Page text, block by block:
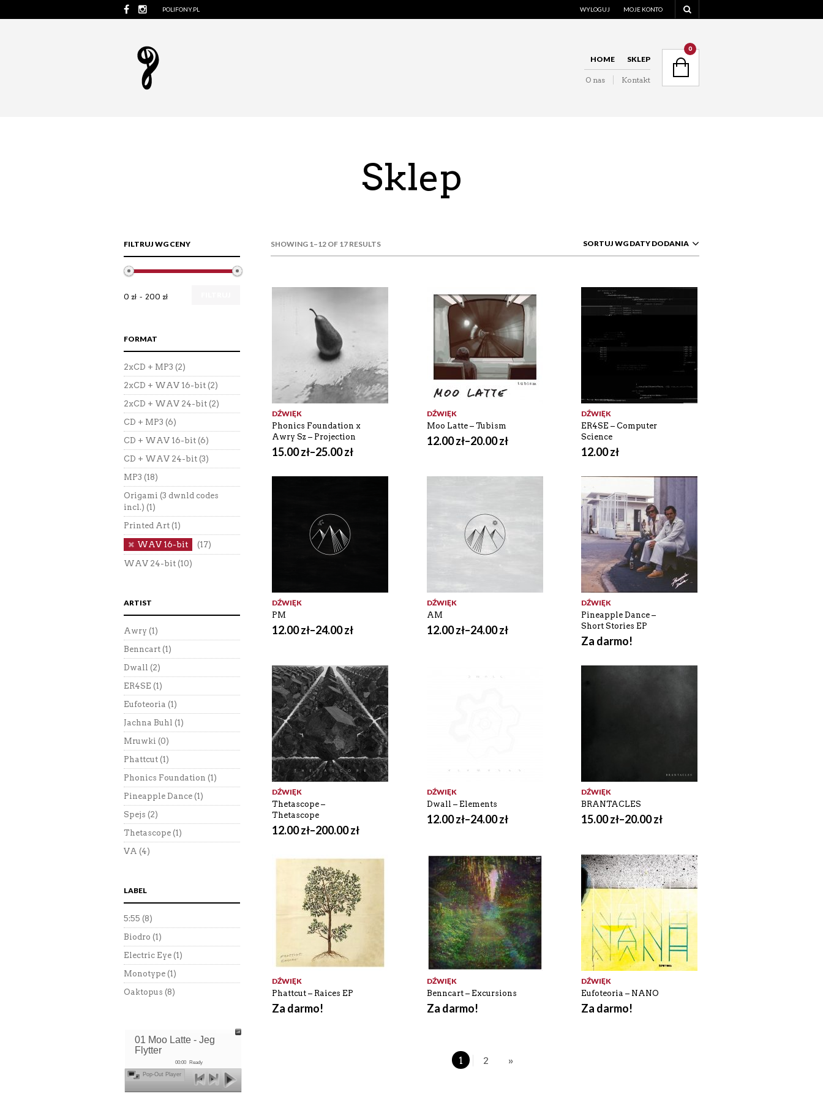
POLIFONY.PL WYLOGUJ MOJE KONTO
HOME SKLEP
O nas Kontakt
0
Sklep
SHOWING 1–12 OF 17 RESULTS SORTUJ WG DATY DODANIA
DŹWIĘK
Phonics Foundation x
Awry Sz – Projection
15.00zł–25.00zł
DŹWIĘK
Moo Latte – Tubism
12.00zł–20.00zł
DŹWIĘK
ER4SE – Computer
Science
12.00zł
DŹWIĘK
PM
12.00zł–24.00zł
DŹWIĘK
AM
12.00zł–24.00zł
DŹWIĘK
Pineapple Dance –
Short Stories EP
Za darmo!
DŹWIĘK
Thetascope –
Thetascope
12.00zł–200.00zł
DŹWIĘK
Dwall – Elements
12.00zł–24.00zł
DŹWIĘK
BRANTACLES
15.00zł–20.00zł
DŹWIĘK
Phattcut – Raices EP
Za darmo!
DŹWIĘK
Benncart – Excursions
Za darmo!
DŹWIĘK
Eufoteoria – NANO
Za darmo!
1 2 »
FILTRUJ WG CENY
0 zł 200 zł
FORMAT
2xCD + MP3 (2)
2xCD + WAV 16-bit (2)
2xCD + WAV 24-bit (2)
CD + MP3 (6)
CD + WAV 16-bit (6)
CD + WAV 24-bit (3)
MP3 (18)
Origami (3 dwnld codes
incl.) (1)
Printed Art (1)
WAV 16-bit (17)
WAV 24-bit (10)
ARTIST
Awry (1)
Benncart (1)
Dwall (2)
ER4SE (1)
Eufoteoria (1)
Jachna Buhl (1)
Mruwki (0)
Phattcut (1)
Phonics Foundation (1)
Pineapple Dance (1)
Spejs (2)
Thetascope (1)
VA (4)
LABEL
5:55 (8)
Biodro (1)
Electric Eye (1)
Monotype (1)
Oaktopus (8)
01 Moo Latte - Jeg
Flytter
00:00 Ready
Pop-Out Player
NAVIGATION